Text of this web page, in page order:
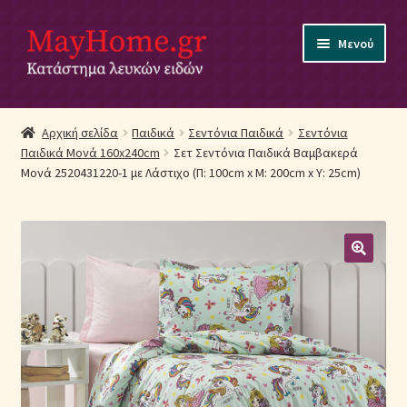
Απευθείας
μετάβαση
στην
Μετάβαση
σε
περιεχόμενο
Μενού
Αρχική
Ακύρωση Παραγγελίας
Επιστροφές Προϊόντων
Η εταιρία μας
Αρχική σελίδα Παιδικά Σεντόνια Παιδικά
Σεντόνια
Παιδικά Μονά 160x240cm
Σετ Σεντόνια Παιδικά Βαμβακερά
Μονά 2520431220-1 με Λάστιχο (Π: 100cm x Μ: 200cm x Υ: 25cm)